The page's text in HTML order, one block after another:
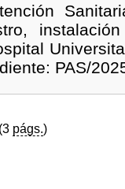
PAS/
págs.)